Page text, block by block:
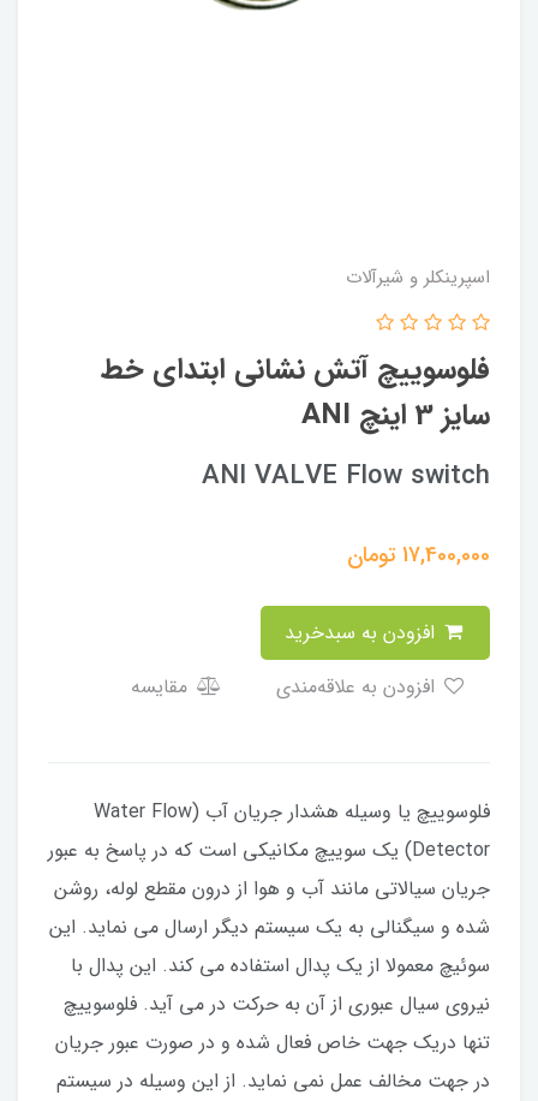
اسپرینکلر و شیرآلات
فلوسوییچ آتش نشانی ابتدای خط
سایز 3 اینچ ANI
ANI VALVE Flow switch
17,400,000تومان
مقایسه
فلوسوییچ یا وسیله هشدار جریان آب (Water Flow
Detector) یک سوییچ مکانیکی است که در پاسخ به عبور
جریان سیالاتی مانند آب و هوا از درون مقطع لوله، روشن
شده و سیگنالی به یک سیستم دیگر ارسال می نماید. این
سوئیچ معمولا از یک پدال استفاده می کند. این پدال با
نیروی سیال عبوری از آن به حرکت در می آید. فلوسوییچ
تنها دریک جهت خاص فعال شده و در صورت عبور جریان
در جهت مخالف عمل نمی نماید. از این وسیله در سیستم